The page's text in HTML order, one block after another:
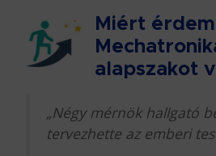
Miért
alapszakot
„Négy mérnök hallgató
tervezhette az emberi